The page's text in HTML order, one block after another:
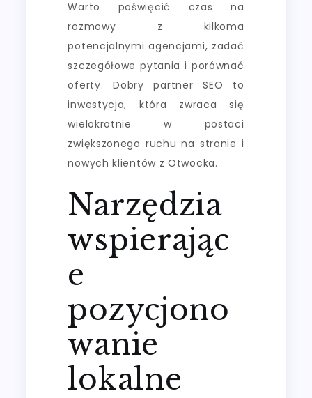
Warto poświęcić czas na
rozmowy z kilkoma
potencjalnymi agencjami, zadać
szczegółowe pytania i porównać
oferty. Dobry partner SEO to
inwestycja, która zwraca się
wielokrotnie w postaci
zwiększonego ruchu na stronie i
nowych klientów z Otwocka.
Narzędzia
wspierając
e
pozycjono
wanie
lokalne